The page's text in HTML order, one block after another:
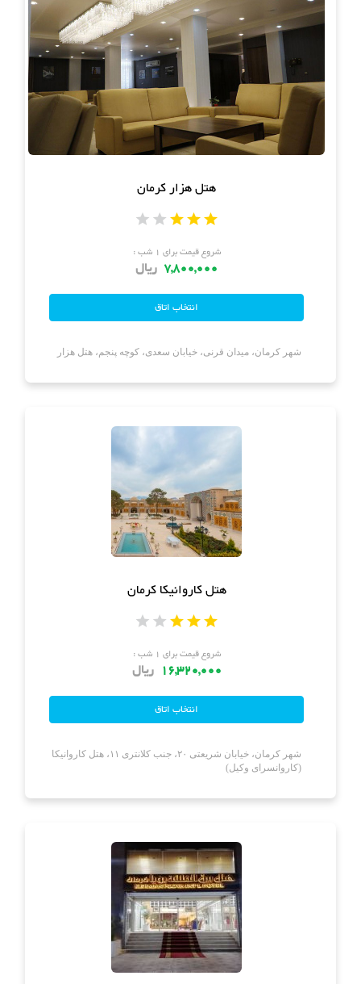
هتل هزار کرمان
شروع قیمت برای ۱ شب :
7,800,000 ریال
شهر کرمان، میدان قرنی، خیابان سعدی، کوچه پنجم، هتل هزار
هتل کاروانیکا کرمان
شروع قیمت برای ۱ شب :
16,320,000 ریال
شهر کرمان، خیابان شریعتی ۲۰، جنب کلانتری ۱۱، هتل کاروانیکا
(کاروانسرای وکیل)